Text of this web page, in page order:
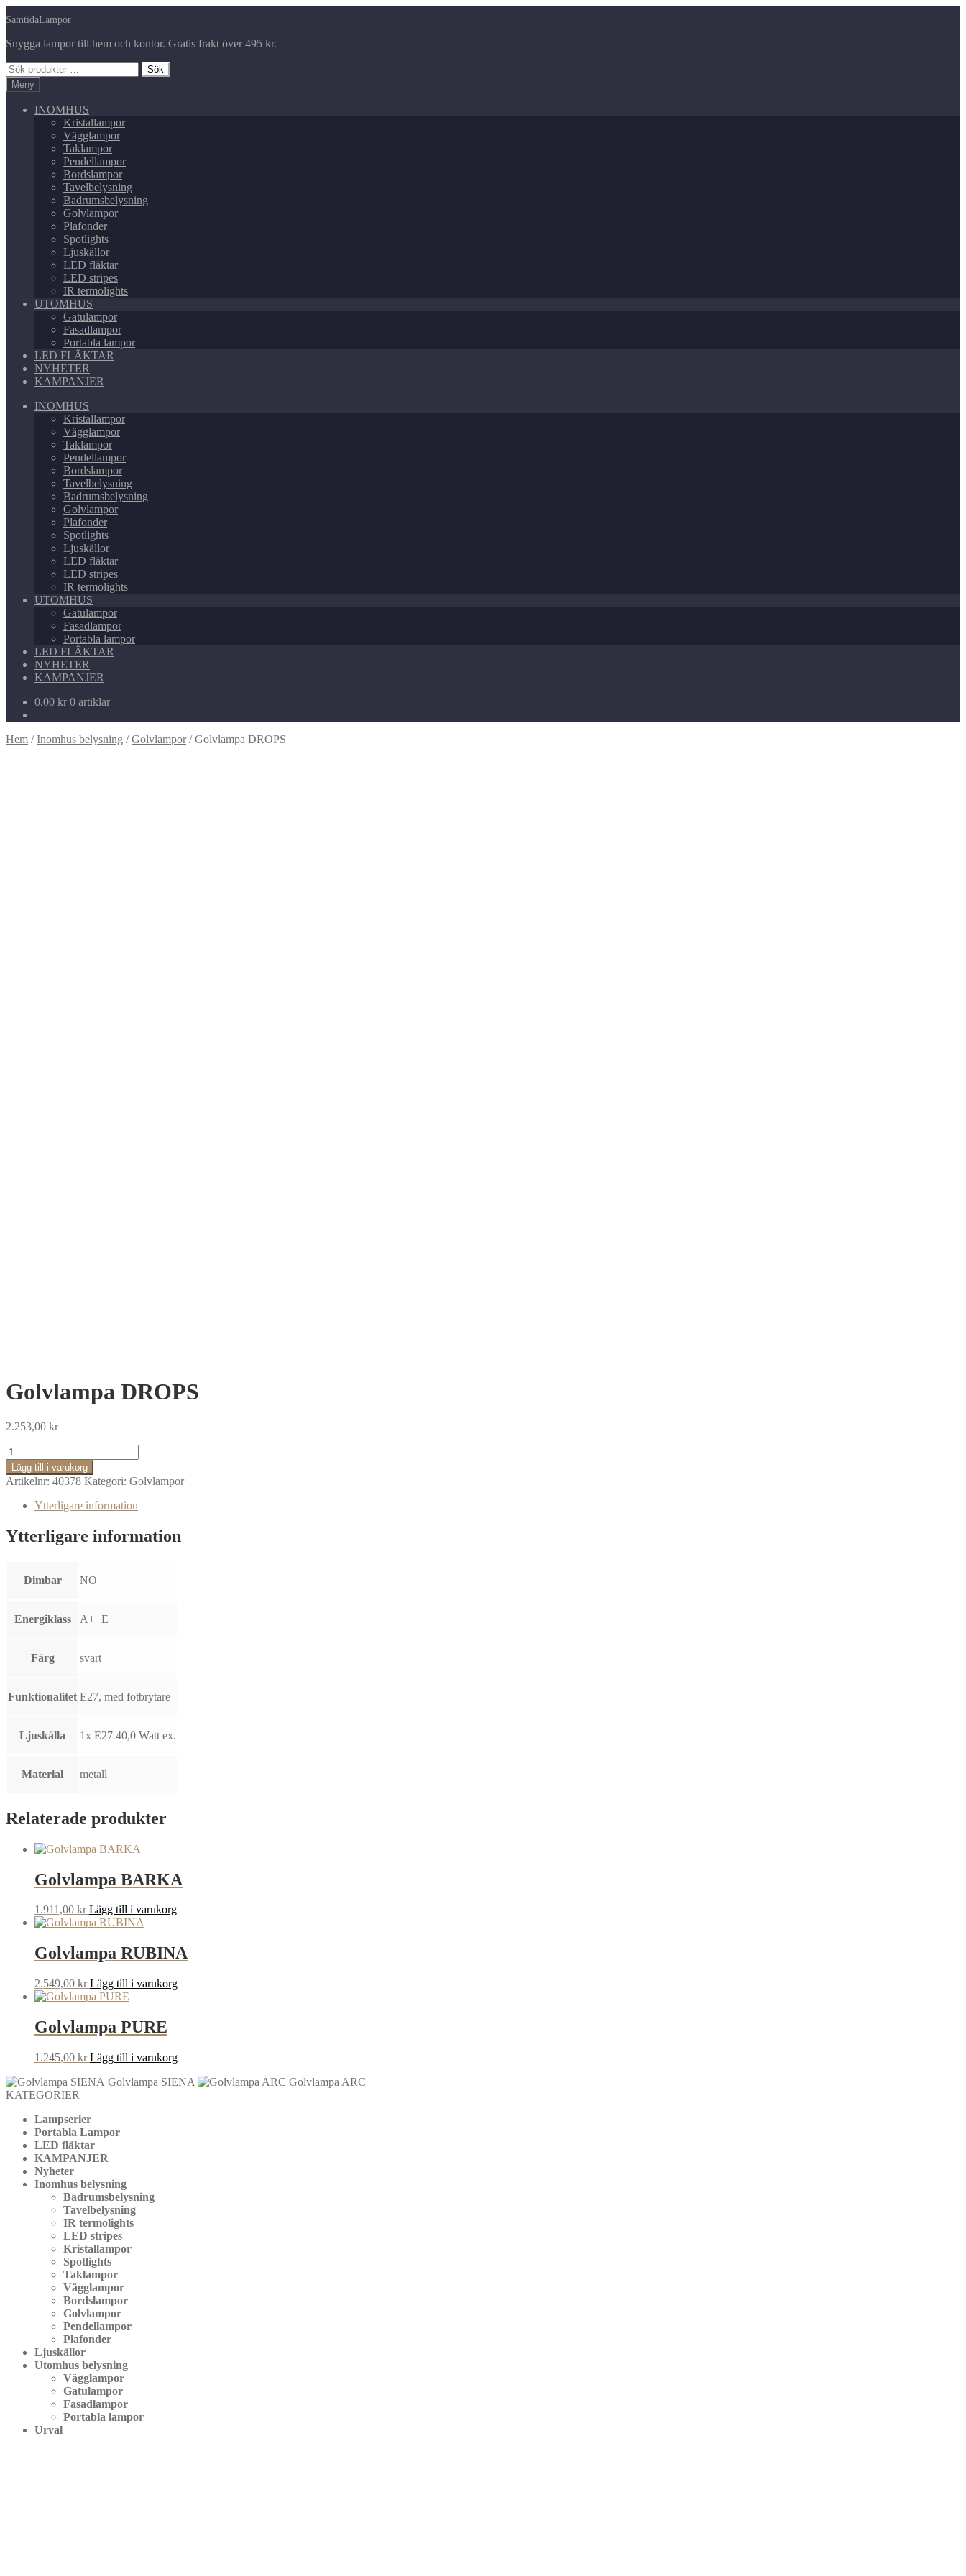
Hoppa
navigering
Hoppa
innehåll
SamtidaLampor
Snygga lampor till hem och kontor. Gratis frakt över 495 kr.
Sök
efter:
Sök
Meny
INOMHUS
Kristallampor
Vägglampor
Taklampor
Pendellampor
Bordslampor
Tavelbelysning
Badrumsbelysning
Golvlampor
Plafonder
Spotlights
Ljuskällor
LED fläktar
LED stripes
IR termolights
UTOMHUS
Gatulampor
Fasadlampor
Portabla lampor
LED FLÄKTAR
NYHETER
KAMPANJER
INOMHUS
Kristallampor
Vägglampor
Taklampor
Pendellampor
Bordslampor
Tavelbelysning
Badrumsbelysning
Golvlampor
Plafonder
Spotlights
Ljuskällor
LED fläktar
LED stripes
IR termolights
UTOMHUS
Gatulampor
Fasadlampor
Portabla lampor
LED FLÄKTAR
NYHETER
KAMPANJER
0,00 kr 0 artiklar
Hem /Inomhus belysning /Golvlampor/Golvlampa DROPS
Golvlampa DROPS
2.253,00 kr
Golvlampa
DROPS
mängd
Lägg till i varukorg
Artikelnr: 40378 Kategori: Golvlampor
Ytterligare information
Ytterligare information
Dimbar NO
Energiklass A++E
Färg svart
Funktionalitet E27, med fotbrytare
Ljuskälla 1x E27 40,0 Watt ex.
Material metall
Relaterade produkter
Golvlampa BARKA
1.911,00 kr Lägg till i varukorg
Golvlampa RUBINA
2.549,00 kr Lägg till i varukorg
Golvlampa PURE
1.245,00 kr Lägg till i varukorg
Golvlampa SIENA
Golvlampa ARC
KATEGORIER
Lampserier
Portabla Lampor
LED fläktar
KAMPANJER
Nyheter
Inomhus belysning
Badrumsbelysning
Tavelbelysning
IR termolights
LED stripes
Kristallampor
Spotlights
Taklampor
Vägglampor
Bordslampor
Golvlampor
Pendellampor
Plafonder
Ljuskällor
Utomhus belysning
Vägglampor
Gatulampor
Fasadlampor
Portabla lampor
Urval